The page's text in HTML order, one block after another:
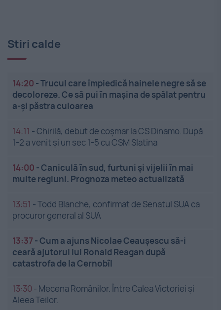
Stiri calde
14:20 -Trucul care împiedică hainele negre să se
decoloreze. Ce să pui în mașina de spălat pentru
a-și păstra culoarea
14:11 -Chirilă, debut de coșmar la CS Dinamo. După
1-2 a venit și un sec 1-5 cu CSM Slatina
14:00 -Caniculă în sud, furtuni și vijelii în mai
multe regiuni. Prognoza meteo actualizată
13:51 -Todd Blanche, confirmat de Senatul SUA ca
procuror general al SUA
13:37 -Cum a ajuns Nicolae Ceaușescu să-i
ceară ajutorul lui Ronald Reagan după
catastrofa de la Cernobîl
13:30 - Mecena Românilor. Între Calea Victoriei și
Aleea Teilor.